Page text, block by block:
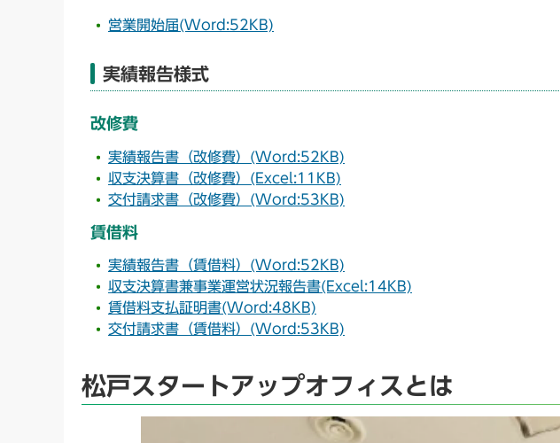
営業開始届(Word:52KB)
実績報告様式
改修費
実績報告書（改修費）(Word:52KB)
収支決算書（改修費）(Excel:11KB)
交付請求書（改修費）(Word:53KB)
賃借料
実績報告書（賃借料）(Word:52KB)
収支決算書兼事業運営状況報告書(Excel:14KB)
賃借料支払証明書(Word:48KB)
交付請求書（賃借料）(Word:53KB)
松戸スタートアップオフィスとは